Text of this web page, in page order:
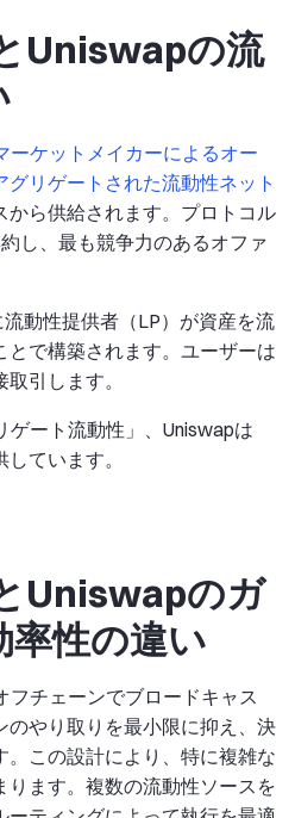
Uniswapの流
ーケットメイカーによるオー
リゲートされた流動性ネット
から供給されます。プロトコル
し、最も競争力のあるオファ
動性提供者（LP）が資産を流
で構築されます。ユーザーは
引します。
ゲート流動性」、Uniswapは
ています。
Uniswapのガ
率性の違い
チェーンでブロードキャス
のやり取りを最小限に抑え、決
この設計により、特に複雑な
ます。複数の流動性ソースを